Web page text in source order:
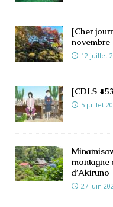
[Cher
novembre
12 juillet
[CDLS
5 juillet
montagne
d’Akiruno
27 juin